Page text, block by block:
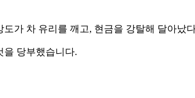
도가 차 유리를 깨고, 현금을 강탈해 달아났
을 당부했습니다.